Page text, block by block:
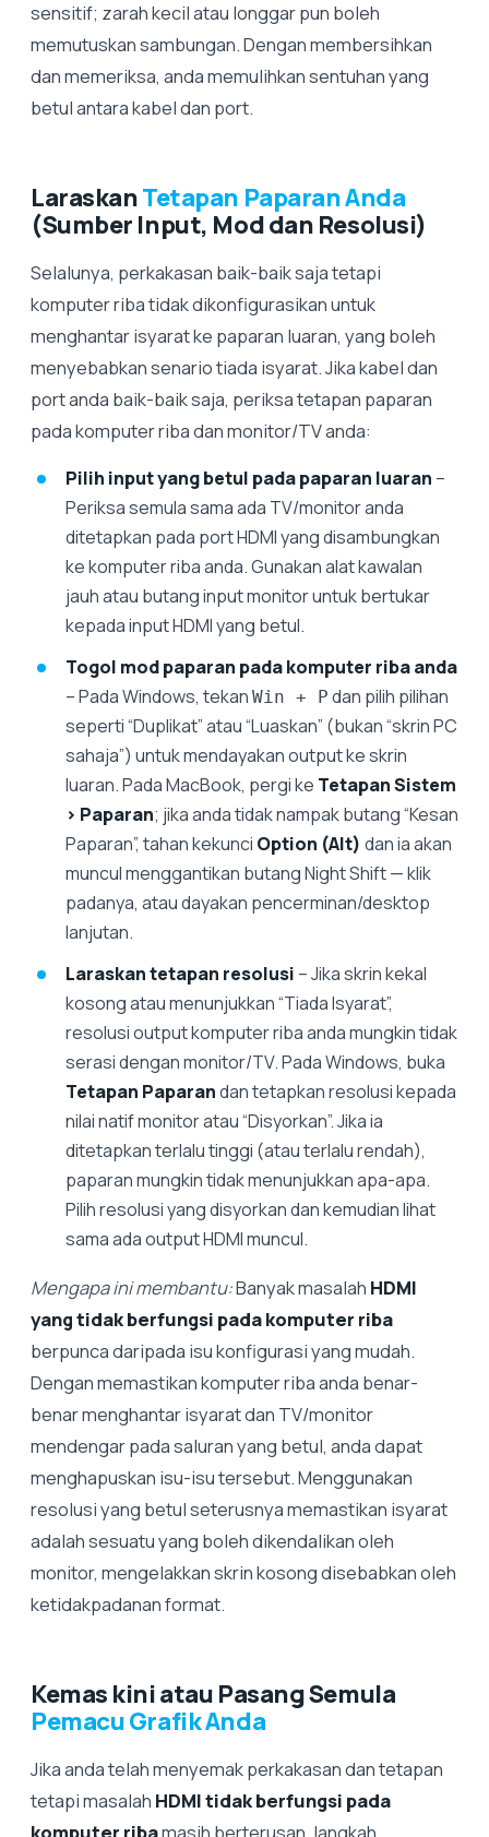
sensitif; zarah kecil atau longgar pun boleh
memutuskan sambungan. Dengan membersihkan
dan memeriksa, anda memulihkan sentuhan yang
betul antara kabel dan port.
LaraskanTetapan Paparan Anda
(Sumber Input, Mod dan Resolusi)
Selalunya, perkakasan baik-baik saja tetapi
komputer riba tidak dikonfigurasikan untuk
menghantar isyarat ke paparan luaran, yang boleh
menyebabkan senario tiada isyarat. Jika kabel dan
port anda baik-baik saja, periksa tetapan paparan
pada komputer riba dan monitor/TV anda:
Pilih input yang betul pada paparan luaran –
Periksa semula sama ada TV/monitor anda
ditetapkan pada port HDMI yang disambungkan
ke komputer riba anda. Gunakan alat kawalan
jauh atau butang input monitor untuk bertukar
kepada input HDMI yang betul.
Togol mod paparan pada komputer riba anda
– Pada Windows, tekan Win + P dan pilih pilihan
seperti “Duplikat” atau “Luaskan” (bukan “skrin PC
sahaja”) untuk mendayakan output ke skrin
luaran. Pada MacBook, pergi ke Tetapan Sistem
> Paparan; jika anda tidak nampak butang “Kesan
Paparan”, tahan kekunci Option (Alt) dan ia akan
muncul menggantikan butang Night Shift — klik
padanya, atau dayakan pencerminan/desktop
lanjutan.
Laraskan tetapan resolusi – Jika skrin kekal
kosong atau menunjukkan “Tiada Isyarat”,
resolusi output komputer riba anda mungkin tidak
serasi dengan monitor/TV. Pada Windows, buka
Tetapan Paparandan tetapkan resolusi kepada
nilai natif monitor atau “Disyorkan”. Jika ia
ditetapkan terlalu tinggi (atau terlalu rendah),
paparan mungkin tidak menunjukkan apa-apa.
Pilih resolusi yang disyorkan dan kemudian lihat
sama ada output HDMI muncul.
Mengapa ini membantu:Banyak masalah HDMI
yang tidak berfungsi pada komputer riba
berpunca daripada isu konfigurasi yang mudah. ​​
Dengan memastikan komputer riba anda benar-
benar menghantar isyarat dan TV/monitor
mendengar pada saluran yang betul, anda dapat
menghapuskan isu-isu tersebut. Menggunakan
resolusi yang betul seterusnya memastikan isyarat
adalah sesuatu yang boleh dikendalikan oleh
monitor, mengelakkan skrin kosong disebabkan oleh
ketidakpadanan format.
Kemas kini atau Pasang Semula
Pemacu Grafik Anda
Jika anda telah menyemak perkakasan dan tetapan
tetapi masalah HDMI tidak berfungsi pada
komputer ribamasih berterusan, langkah